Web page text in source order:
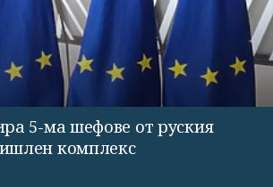
5-ма шефове от руския
комплекс